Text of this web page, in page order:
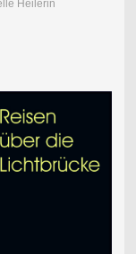
Heilerin